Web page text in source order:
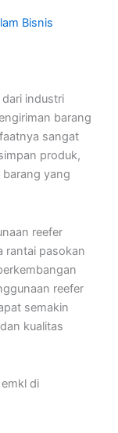
Bisnis
industri
barang
sangat
produk,
yang
reefer
rantai pasokan
reefer
semakin
kualitas
di